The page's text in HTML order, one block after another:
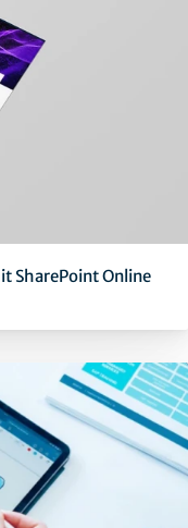
SharePoint Online